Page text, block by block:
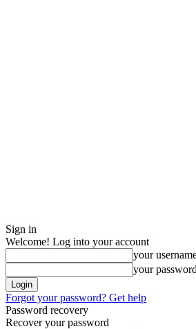
Sign in
Welcome! Log into your account
your
your password
Forgot your password? Get help
Password recovery
Recover your password